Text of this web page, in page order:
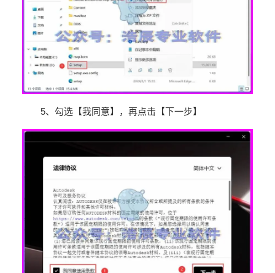
5、勾选【我同意】，再点击【下一步】